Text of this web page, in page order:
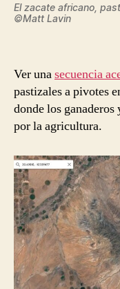
El zacate africano,
©Matt Lavin
Ver unasecuencia
pastizales a pivotes
donde los ganaderos
por la agricultura.